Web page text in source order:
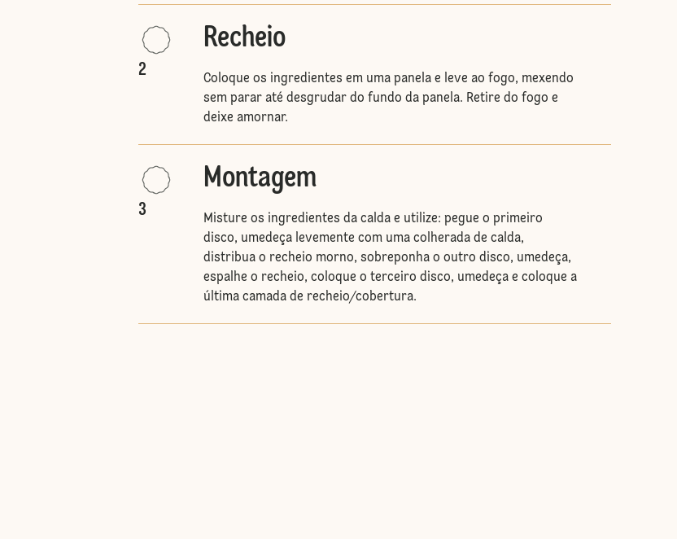
2
Recheio
Coloque os ingredientes em uma panela e leve ao fogo, mexendo
sem parar até desgrudar do fundo da panela. Retire do fogo e
deixe amornar.
3
Montagem
Misture os ingredientes da calda e utilize: pegue o primeiro
disco, umedeça levemente com uma colherada de calda,
distribua o recheio morno, sobreponha o outro disco, umedeça,
espalhe o recheio, coloque o terceiro disco, umedeça e coloque a
última camada de recheio/cobertura.